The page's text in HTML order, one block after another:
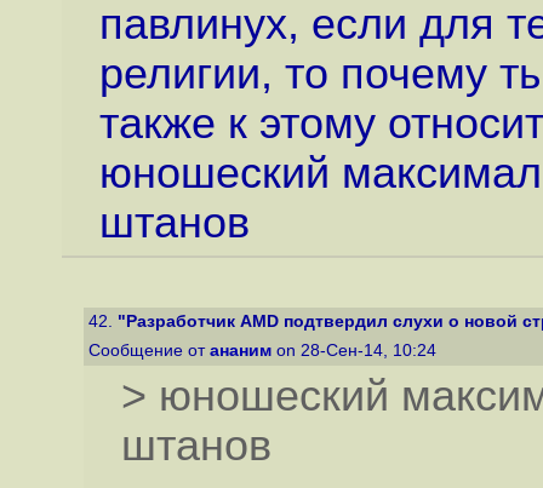
павлинух, если для
религии, то почему
также к этому
юношеский
штанов
42. "Разработчик AMD подтвердил слухи о новой
Сообщение от ананим on 28-Сен-14, 10:24
> юношеский
штанов